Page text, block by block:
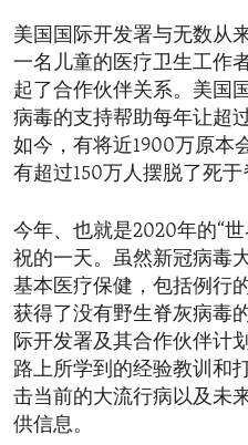
美国国际开发署与无数从
一名儿童的医疗卫生工作
起了合作伙伴关系。美国
病毒的支持帮助每年让超
如今，有将近1900万原本
有超过150万人摆脱了死于
今年、也就是2020年的“
祝的一天。虽然新冠病毒
基本医疗保健，包括例行
获得了没有野生脊灰病毒
际开发署及其合作伙伴计
路上所学到的经验教训和
击当前的大流行病以及未
供信息。